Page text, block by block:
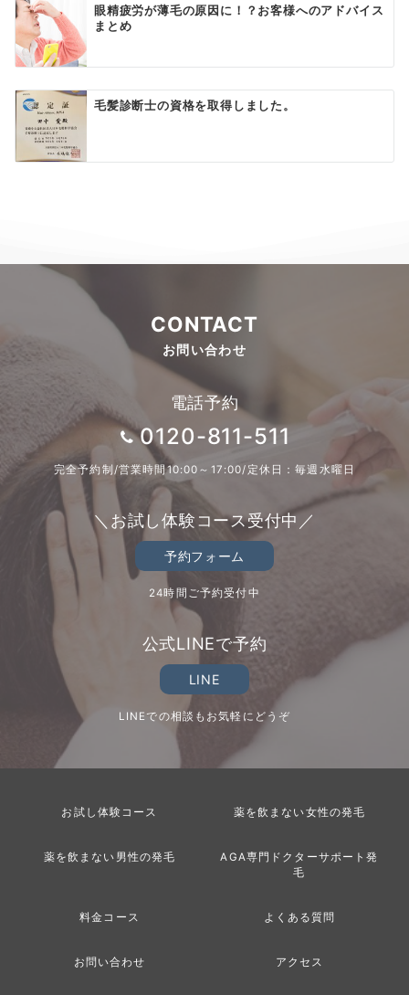
眼精疲労が薄毛の原因に！？お客様へのアドバイス
まとめ
毛髪診断士の資格を取得しました。
CONTACT
お問い合わせ
電話予約
0120-811-511
完全予約制/営業時間10:00～17:00/定休日：毎週水曜日
＼お試し体験コース受付中／
予約フォーム
24時間ご予約受付中
公式LINEで予約
LINE
LINEでの相談もお気軽にどうぞ
お試し体験コース 薬を飲まない女性の発毛
薬を飲まない男性の発毛
AGA専門ドクターサポート発
毛
料金コース よくある質問
お問い合わせ アクセス